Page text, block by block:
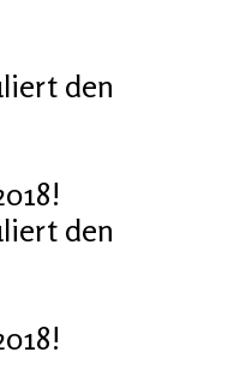
den
den